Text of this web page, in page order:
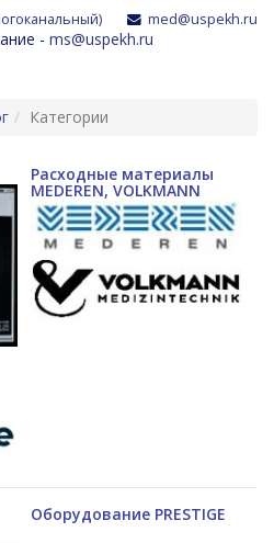
med@uspekh.ru
- ms@uspekh.ru
Категории
Расходные материалы
MEDEREN, VOLKMANN
Оборудование PRESTIGE